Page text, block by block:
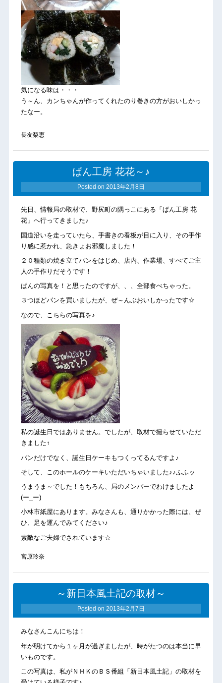
気になる味は・・・
う～ん、カンちゃんが作ってくれたのり巻きの方がおいしかっ
たなー。
長友梨恵
ぱん工房 花花～♪
Posted on 2013年2月8日
先日、情報局の取材で、野尻町の隅っこにある「ぱん工房 花
花」へ行ってきました♪
国道沿いを走っていたら、手書きの看板が目に入り、その手作
り感に惹かれ、急きょお邪魔しました！
２０種類の焼き立てパンをはじめ、店内、作業場、すべてご主
人の手作りだそうです！
ぱんの写真を！と思ったのですが、、、全部食べちゃった。
３つほどパンを買いましたが、ぜ～んぶおいしかったです☆
なので、こちらの写真を♪
私の誕生日ではありません。でしたが、取材で撮らせていただ
きました↑
パンだけでなく、誕生日ケーキもつくってるんですよ♪
そして、このホールのケーキいただいちゃいました♪♪ふふッ
うまうま～でした！もちろん、局のメンバーでわけましたよ
(ー_ー)
小林市紙屋にあります。みなさんも、通りかかった際には、ぜ
ひ、足を運んでみてください♪
素敵なご夫婦でされています☆
宮原玲奈
～新日本風土記の取材～
Posted on 2013年2月7日
みなさんこんにちは！
年が明けてから１ヶ月が過ぎましたが、時がたつのは本当に早
いものです。
この写真は、私がＮＨＫのＢＳ番組「新日本風土記」の取材を